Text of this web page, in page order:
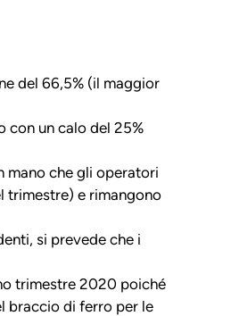
del 66,5% (il maggior
con un calo del 25%
mano che gli operatori
trimestre) e rimangono
si prevede che i
trimestre 2020 poiché
braccio di ferro per le